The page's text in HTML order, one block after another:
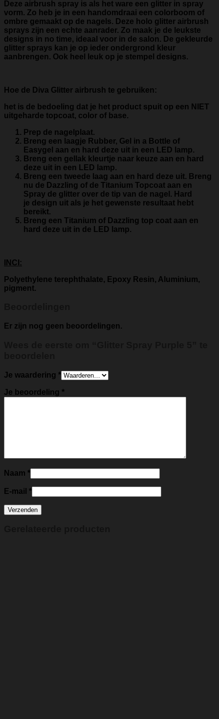
Deze airbrush spray is als het ware een glitter in spray
vorm. Zo heb je in een handomdraai een colorboom of
ombre gemaakt op de nagels. Deze holo glitter airbrush
sprays zijn een echte aanrader. Zo maak je de leukste
designs in no time, ideaal voor in de salon. De gekleurde
glitter sprays kan je op ieder ondergrond kleur
aanbrengen. Ook heel leuk op je stempel designs.
Hoe de Diva Glitter airbrush te gebruiken:
het is de bedoeling dat je het product spuit op een NIET
uitgeharde topcoat, color of base.
Prep de nagelplaat.
Breng een laagje Rubber, Gel in a Bottle of
Easygel aan en hard deze uit in een LED lamp.
Breng een gellak kleurtje naar keuze aan en hard
deze uit in een LED lamp.
Breng een tweede laag aan en hard deze uit. Breng
nu de Dazzling of de Titanium Topcoat aan en
Spray de glitter over de tip van de nagel. Hard
je design uit als je het gewenste resultaat hebt
bereikt.
Breng een Titanium of Dazzling top coat aan en
hard deze uit in de LED lamp.
INCI:
Polyethylene terephthalate, Epoxy Resin, Aluminium,
pigment.
Er zijn nog geen beoordelingen.
Je waardering *
Je beoordeling *
Naam *
E-mail *